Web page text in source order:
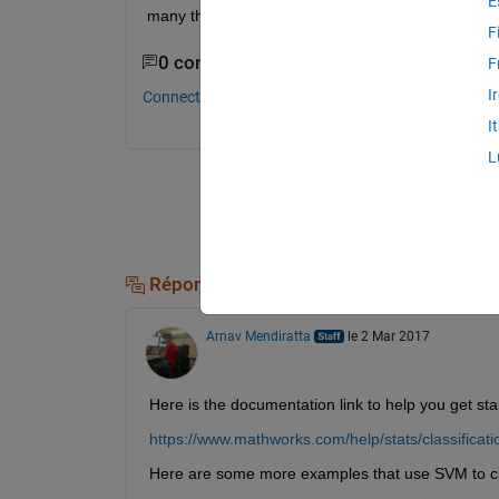
many thanks.
0 commentaires
Connectez-vous pour commenter.
Réponses (2)
Arnav Mendiratta le 2 Mar 2017
Here is the documentation link to help you get
https://www.mathworks.com/help/stats/
Here are some more examples that use SVM to